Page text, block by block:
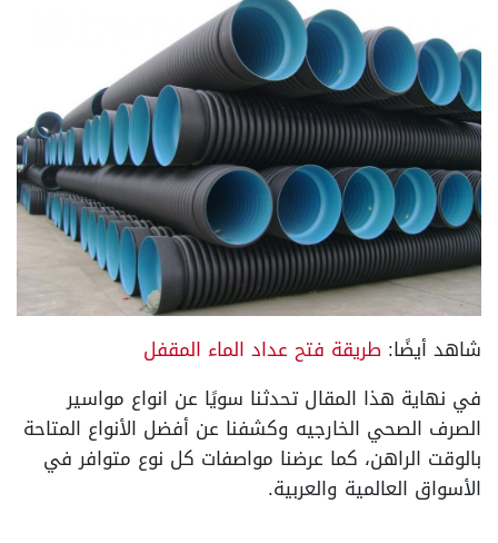
شاهد أيضًا: طريقة فتح عداد الماء المقفل
في نهاية هذا المقال تحدثنا سويًا عن انواع مواسير
الصرف الصحي الخارجيه وكشفنا عن أفضل الأنواع المتاحة
بالوقت الراهن، كما عرضنا مواصفات كل نوع متوافر في
الأسواق العالمية والعربية.